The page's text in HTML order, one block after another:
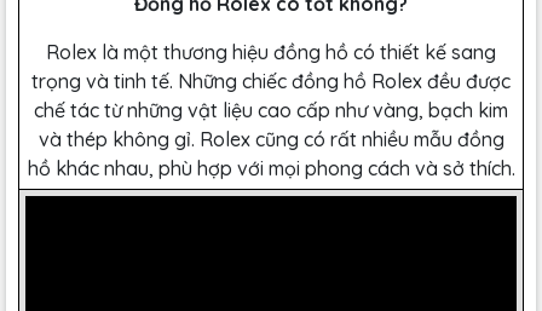
Rolex là một thương hiệu đồng hồ có thiết kế sang
trọng và tinh tế. Những chiếc đồng hồ Rolex đều được
chế tác từ những vật liệu cao cấp như vàng, bạch kim
và thép không gỉ. Rolex cũng có rất nhiều mẫu đồng
hồ khác nhau, phù hợp với mọi phong cách và sở thích.